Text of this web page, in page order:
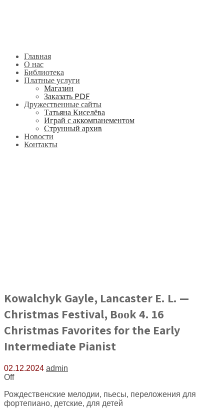
Главная
О нас
Библиотека
Платные услуги
Магазин
Заказать PDF
Дружественные сайты
Татьяна Киселёва
Играй с аккомпанементом
Струнный архив
Новости
Контакты
Kowalchyk Gayle, Lancaster E. L. —
Christmas Festival, Bооk 4. 16
Christmas Favorites for the Early
Intermediate Pianist
02.12.2024 admin
Off
Рождественские мелодии, пьесы, переложения для
фортепиано, детские, для детей